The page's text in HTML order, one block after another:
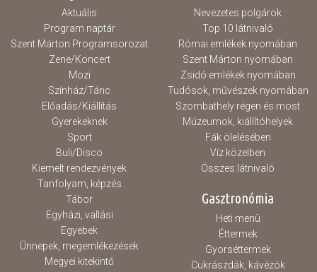
Aktuális
Program naptár
Szent Márton Programsorozat
Zene/Koncert
Mozi
Színház/Tánc
Előadás/Kiállítás
Gyerekeknek
Sport
Buli/Disco
Kiemelt rendezvények
Tanfolyam, képzés
Tábor
Egyházi, vallási
Egyebek
Ünnepek, megemlékezések
Megyei kitekintő
Nevezetes polgárok
Top 10 látnivaló
Római emlékek nyomában
Szent Márton nyomában
Zsidó emlékek nyomában
Tudósok, művészek nyomában
Szombathely régen és most
Múzeumok, kiállítóhelyek
Fák ölelésében
Víz közelben
Összes látnivaló
Gasztronómia
Heti menü
Éttermek
Gyorséttermek
Cukrászdák, kávézók